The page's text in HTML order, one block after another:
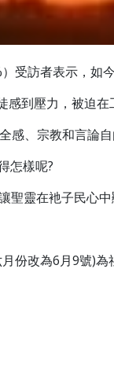
受訪者表示，如
到壓力，被迫
感、宗教和言論
怎樣呢?
靈在衪子民心中
份改為6月9號)